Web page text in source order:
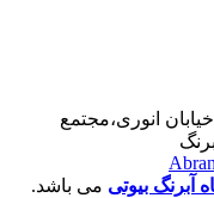
انوری،مجتمع
آبرنگ بیوتی می باشد.